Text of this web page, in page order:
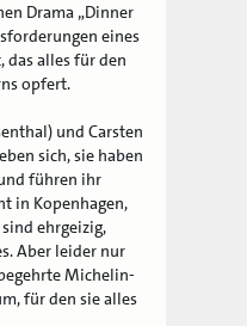
Drama „Dinner
eines
das alles für den
opfert.
und Carsten
sich, sie haben
führen ihr
in Kopenhagen,
ehrgeizig,
Aber leider nur
Michelin-
für den sie alles